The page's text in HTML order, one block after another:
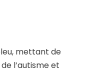
mettant de
l’autisme et